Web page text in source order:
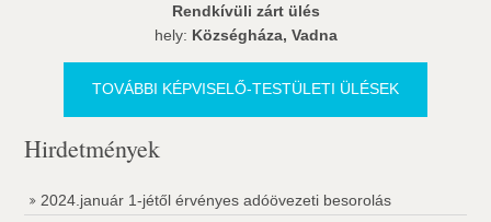
Rendkívüli zárt ülés
hely: Községháza, Vadna
TOVÁBBI KÉPVISELŐ-TESTÜLETI ÜLÉSEK
Hirdetmények
2024.január 1-jétől érvényes adóövezeti besorolás